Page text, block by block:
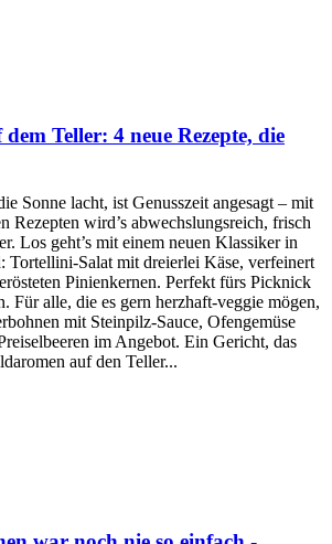
Teller: 4 neue Rezepte, die
Sonne lacht, ist Genusszeit angesagt – mit
Rezepten wird’s abwechslungsreich, frisch
Los geht’s mit einem neuen Klassiker in
Tortellini-Salat mit dreierlei Käse, verfeinert
Pinienkernen. Perfekt fürs Picknick
Für alle, die es gern herzhaft-veggie mögen,
mit Steinpilz-Sauce, Ofengemüse
im Angebot. Ein Gericht, das
auf den Teller...